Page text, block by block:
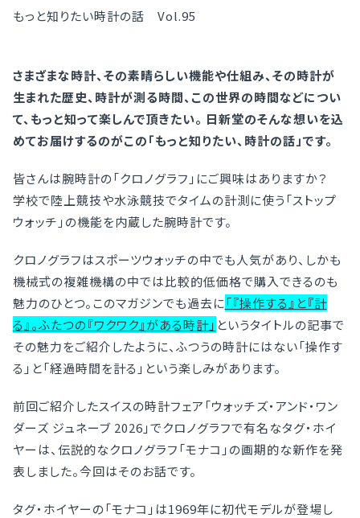
もっと知りたい時計の話 Vol.95
さまざまな時計、その素晴らしい機能や仕組み、その時計が
生まれた歴史、時計が測る時間、この世界の時間などについ
て、もっと知って楽しんで頂きたい。 日新堂のそんな想いを込
めてお届けするのがこの「もっと知りたい、時計の話」です。
皆さんは腕時計の「クロノグラフ」にご興味はありますか？
学校で陸上競技や水泳競技でタイムの計測に使う「ストップ
ウォッチ」の機能を内蔵した腕時計です。
クロノグラフはスポーツウォッチの中でも人気があり、しかも
機械式の複雑機構の中では比較的低価格で購入できるのも
魅力のひとつ。このマガジンでも過去に「『操作する』と『計
る』。ふたつの『ワクワク』がある時計」 というタイトルの記事で
その魅力をご紹介したように、ふつうの時計にはない「操作す
る」と「経過時間を計る」という楽しみがあります。
前回ご紹介したスイスの時計フェア「ウォッチズ・アンド・ワン
ダーズ ジュネーブ 2026」でクロノグラフで有名なタグ・ホイ
ヤーは、伝説的なクロノグラフ「モナコ」の画期的な新作を発
表しました。今回はそのお話です。
タグ・ホイヤーの「モナコ」は1969年に初代モデルが登場し